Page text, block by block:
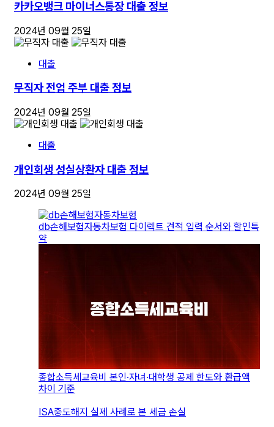
카카오뱅크 마이너스통장 대출 정보
2024년 09월 25일
대출
무직자 전업 주부 대출 정보
2024년 09월 25일
대출
개인회생 성실상환자 대출 정보
2024년 09월 25일
db손해보험자동차보험 다이렉트 견적 입력 순서와 할인특
약
종합소득세교육비 본인·자녀·대학생 공제 한도와 환급액
차이 기준
ISA중도해지 실제 사례로 본 세금 손실